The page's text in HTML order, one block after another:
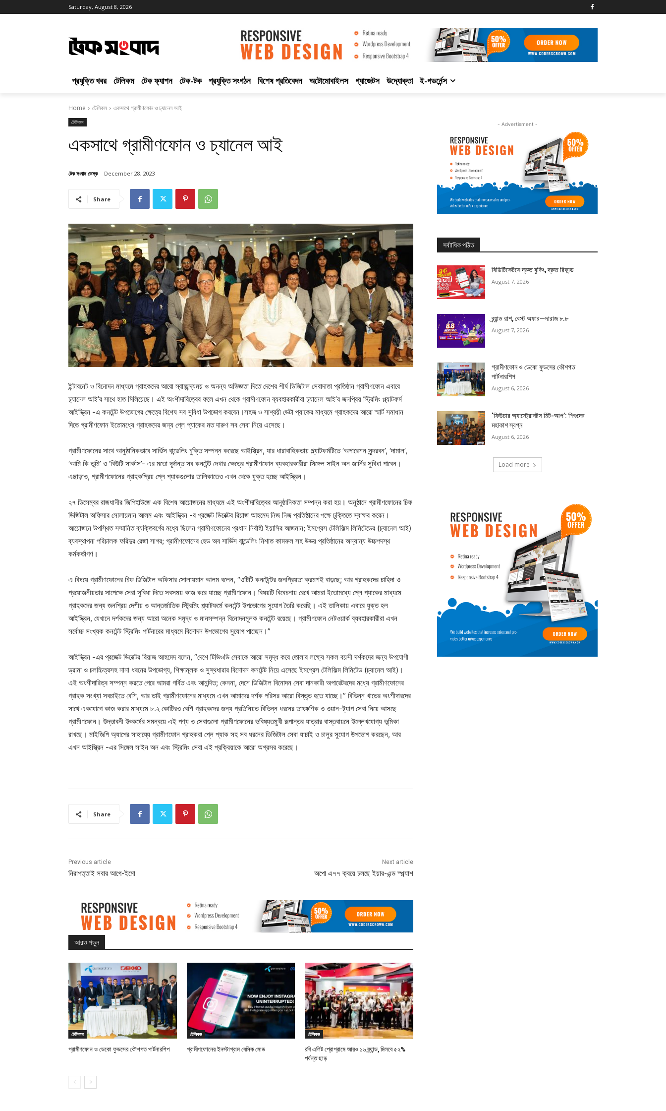
Saturday, August 8, 2026
প্রযুক্তি খবর টেলিকম টেক ফ্যাশন টেক-টক প্রযুক্তি সংগঠন বিশেষ প্রতিবেদন অটোমোবাইলস গ্যাজেটস উদ্যোক্তা ই-গভর্নেন্স
Home টেলিকম একসাথে গ্রামীণফোন ও চ্যানেল আই
টেলিকম
একসাথে গ্রামীণফোন ও চ্যানেল আই
টেক সংবাদ ডেস্ক December 28, 2023
Share
ইন্টারনেট ও বিনোদন মাধ্যমে গ্রাহকদের আরো স্বাচ্ছন্দ্যময় ও অনন্য অভিজ্ঞতা দিতে দেশের শীর্ষ ডিজিটাল সেবাদাতা প্রতিষ্ঠান গ্রামীণফোন এবারে
চ্যানেল আই’র সাথে হাত মিলিয়েছে। এই অংশীদারিত্বের ফলে এখন থেকে গ্রামীণফোন ব্যবহারকারীরা চ্যানেল আই’র জনপ্রিয় স্ট্রিমিং প্ল্যাটফর্ম
আইস্ক্রিন -এ কনটেন্ট উপভোগের ক্ষেত্রে বিশেষ সব সুবিধা উপভোগ করবেন।সহজ ও সাশ্রয়ী ডেটা প্যাকের মাধ্যমে গ্রাহকদের আরো স্মার্ট সমাধান
দিতে গ্রামীণফোন ইতোমধ্যে গ্রাহকদের জন্য প্লে প্যাকের মত দারুণ সব সেবা নিয়ে এসেছে।
গ্রামীণফোনের সাথে আনুষ্ঠানিকভাবে সার্ভিস বান্ডেলিং চুক্তি সম্পন্ন করেছে আইস্ক্রিন, যার ধারাবাহিকতায় প্ল্যাটফর্মটিতে ‘অপারেশন সুন্দরবন’, ‘দামাল’,
‘আমি কি তুমি’ ও ‘বিউটি সার্কাস’- এর মতো দূর্দান্ত সব কনটেন্ট দেখার ক্ষেত্রে গ্রামীণফোন ব্যবহারকারীরা সিঙ্গেল সাইন অন জার্নির সুবিধা পাবেন।
এছাড়াও, গ্রামীণফোনের গ্রাহকপ্রিয় প্লে প্যাকগুলোর তালিকাতেও এখন থেকে যুক্ত হচ্ছে আইস্ক্রিন।
২৭ ডিসেম্বর রাজধানীর জিপিহাউজে এক বিশেষ আয়োজনের মাধ্যমে এই অংশীদারিত্বের আনুষ্ঠানিকতা সম্পন্ন করা হয়। অনুষ্ঠানে গ্রামীণফোনের চিফ
ডিজিটাল অফিসার সোলায়মান আলম এবং আইস্ক্রিন -র প্রজেক্ট ডিরেক্টর রিয়াজ আহমেদ নিজ নিজ প্রতিষ্ঠানের পক্ষে চুক্তিতে স্বাক্ষর করেন।
আয়োজনে উপস্থিত সম্মানিত ব্যক্তিবর্গের মধ্যে ছিলেন গ্রামীণফোনের প্রধান নির্বাহী ইয়াসির আজমান; ইমপ্রেস টেলিফিল্ম লিমিটেডের (চ্যানেল আই)
ব্যবস্থাপনা পরিচালক ফরিদুর রেজা সাগর; গ্রামীণফোনের হেড অব সার্ভিস বান্ডেলিং নিশাত কামরুল সহ উভয় প্রতিষ্ঠানের অন্যান্য উচ্চপদস্থ
কর্মকর্তাগণ।
এ বিষয়ে গ্রামীণফোনের চিফ ডিজিটাল অফিসার সোলায়মান আলম বলেন, “ওটিটি কনটেন্টের জনপ্রিয়তা ক্রমশই বাড়ছে; আর গ্রাহকদের চাহিদা ও
প্রয়োজনীয়তার সাপেক্ষে সেরা সুবিধা দিতে সবসময় কাজ করে যাচ্ছে গ্রামীণফোন। বিষয়টি বিবেচনায় রেখে আমরা ইতোমধ্যে প্লে প্যাকের মাধ্যমে
গ্রাহকদের জন্য জনপ্রিয় দেশীয় ও আন্তর্জাতিক স্ট্রিমিং প্ল্যাটফর্মে কনটেন্ট উপভোগের সুযোগ তৈরি করেছি। এই তালিকায় এবারে যুক্ত হল
আইস্ক্রিন, যেখানে দর্শকদের জন্য আরো অনেক সমৃদ্ধ ও মানসম্পন্ন বিনোদনমূলক কনটেন্ট রয়েছে। গ্রামীণফোন নেটওয়ার্ক ব্যবহারকারীরা এখন
সর্বোচ্চ সংখ্যক কনটেন্ট স্ট্রিমিং পার্টনারের মাধ্যমে বিনোদন উপভোগের সুযোগ পাচ্ছেন।”
আইস্ক্রিন -এর প্রজেক্ট ডিরেক্টর রিয়াজ আহমেদ বলেন, “দেশে টিভিওডি সেবাকে আরো সমৃদ্ধ করে তোলার লক্ষ্যে সকল বয়সী দর্শকদের জন্য উপযোগী
ড্রামা ও চলচ্চিত্রসহ নানা ধরনের উপভোগ্য, শিক্ষামূলক ও সুস্থধারার বিনোদন কনটেন্ট নিয়ে এসেছে ইমপ্রেস টেলিফিল্ম লিমিটেড (চ্যানেল আই)।
এই অংশীদারিত্ব সম্পন্ন করতে পেরে আমরা গর্বিত এবং আনন্দিত; কেননা, দেশে ডিজিটাল বিনোদন সেবা দানকারী অপারেটরদের মধ্যে গ্রামীণফোনের
গ্রাহক সংখ্যা সবচাইতে বেশি, আর তাই গ্রামীণফোনের মাধ্যমে এখন আমাদের দর্শক পরিসর আরো বিস্তৃত হতে যাচ্ছে।” বিভিন্ন খাতের অংশীদারদের
সাথে একযোগে কাজ করার মাধ্যমে ৮.২ কোটিরও বেশি গ্রাহকদের জন্য প্রতিনিয়ত বিভিন্ন ধরনের তাৎক্ষণিক ও ওয়ান-ট্যাপ সেবা নিয়ে আসছে
গ্রামীণফোন। উদ্ভাবনী উৎকর্ষের সমন্বয়ে এই পণ্য ও সেবাগুলো গ্রামীণফোনের ভবিষ্যতমুখী রূপান্তর যাত্রার বাস্তবায়নে উল্লেখযোগ্য ভূমিকা
রাখছে। মাইজিপি অ্যাপের সাহায্যে গ্রামীণফোন গ্রাহকরা প্লে প্যাক সহ সব ধরনের ডিজিটাল সেবা যাচাই ও চালুর সুযোগ উপভোগ করছেন, আর
এখন আইস্ক্রিন -এর সিঙ্গেল সাইন অন এবং স্ট্রিমিং সেবা এই প্রক্রিয়াকে আরো অগ্রসর করেছে।
Share
Previous article
নিরাপত্তাই সবার আগে-ইমো
Next article
অপো এ৭৭ ক্রয়ে চলছে ইয়ার-এন্ড স্প্ল্যাশ
আরও পড়ুন
টেলিকম
গ্রামীণফোন ও ডেকো ফুডসের কৌশগত পার্টনারশিপ
টেলিকম
গ্রামীণফোনের ইনস্টাগ্রাম বেসিক মোড
টেলিকম
রবি এলিট প্রোগ্রামে আরও ১৬ ব্র্যান্ড, মিলবে ৫২%
পর্যন্ত ছাড়
- Advertisment -
সর্বাাধিক পঠিত
বিডিটিকেটসে দ্রুত বুকিং, দ্রুত রিফান্ড
August 7, 2026
ব্র্যান্ড রাশ, বেস্ট অফার—দারাজ ৮.৮
August 7, 2026
গ্রামীণফোন ও ডেকো ফুডসের কৌশগত
পার্টনারশিপ
August 6, 2026
‘ফিউচার অ্যাস্ট্রোনটস মিট-আপ’: শিশুদের
মহাকাশ স্বপ্ন
August 6, 2026
Load more